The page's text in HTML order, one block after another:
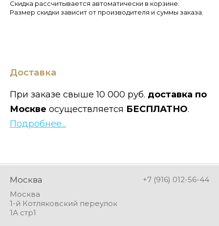
Скидка рассчитывается автоматически в корзине.
Размер скидки зависит от производителя и суммы заказа.
Доставка
При заказе свыше 10 000 руб. доставка по
Москве осуществляется БЕСПЛАТНО.
Подробнее...
Москва
+7 (916) 012-56-44
Москва
1-й Котляковский переулок
1А стр1